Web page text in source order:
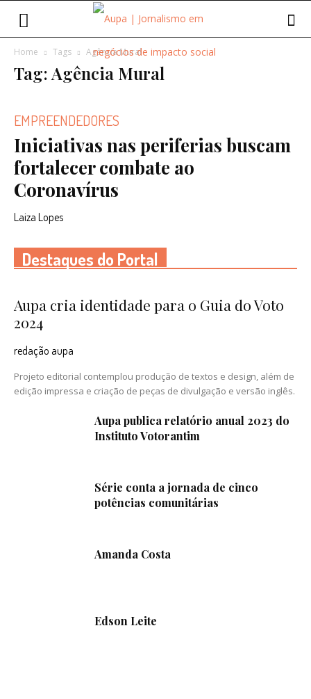
Home Tags Agência Mural
Tag: Agência Mural
EMPREENDEDORES
Iniciativas nas periferias buscam
fortalecer combate ao
Coronavírus
Laiza Lopes
Destaques do Portal
Aupa cria identidade para o Guia do Voto
2024
redação aupa
Projeto editorial contemplou produção de textos e design, além de
edição impressa e criação de peças de divulgação e versão inglês.
Aupa publica relatório anual 2023 do
Instituto Votorantim
Série conta a jornada de cinco
potências comunitárias
Amanda Costa
Edson Leite